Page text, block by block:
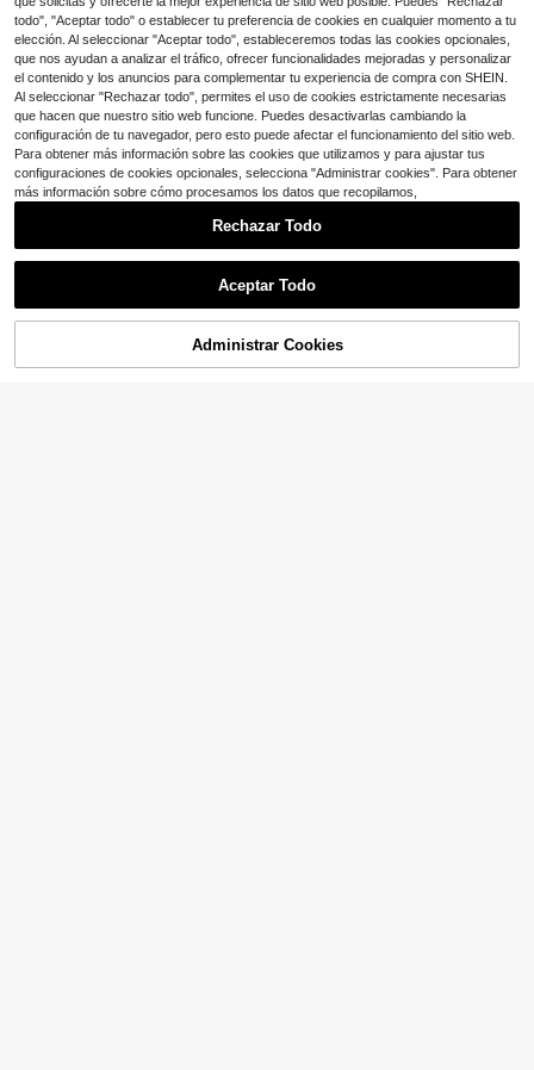
Lo sentimos, este producto está agotado.
Mostrar artículos similares con stock Ver todo
AGOTADO
todo", "Aceptar todo" o establecer tu preferencia de cookies en cualquier momento a tu
elección. Al seleccionar "Aceptar todo", estableceremos todas las cookies opcionales,
que nos ayudan a analizar el tráfico, ofrecer funcionalidades mejoradas y personalizar
el contenido y los anuncios para complementar tu experiencia de compra con SHEIN.
Al seleccionar "Rechazar todo", permites el uso de cookies estrictamente necesarias
que hacen que nuestro sitio web funcione. Puedes desactivarlas cambiando la
configuración de tu navegador, pero esto puede afectar el funcionamiento del sitio web.
Para obtener más información sobre las cookies que utilizamos y para ajustar tus
configuraciones de cookies opcionales, selecciona "Administrar cookies". Para obtener
más información sobre cómo procesamos los datos que recopilamos,
Rechazar Todo
Aceptar Todo
Administrar Cookies